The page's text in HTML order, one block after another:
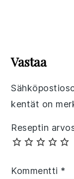
Vastaa
kentät on
Reseptin
Kommentti *